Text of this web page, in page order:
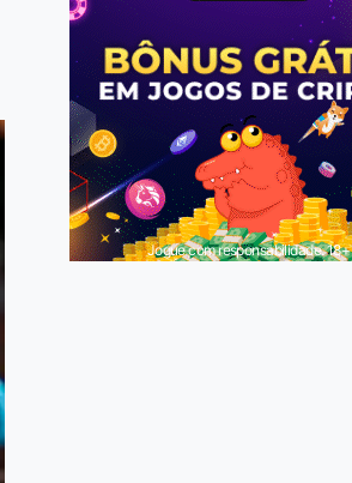
Jogue com responsabilidade. 18+